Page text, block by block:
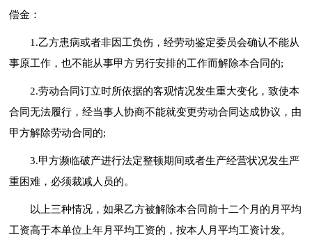
偿金：
1.乙方患病或者非因工负伤，经劳动鉴定委员会确认不能从
事原工作，也不能从事甲方另行安排的工作而解除本合同的;
2.劳动合同订立时所依据的客观情况发生重大变化，致使本
合同无法履行，经当事人协商不能就变更劳动合同达成协议，由
甲方解除劳动合同的;
3.甲方濒临破产进行法定整顿期间或者生产经营状况发生严
重困难，必须裁减人员的。
以上三种情况，如果乙方被解除本合同前十二个月的月平均
工资高于本单位上年月平均工资的，按本人月平均工资计发。